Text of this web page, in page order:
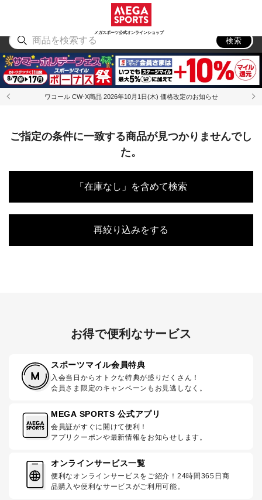
メガスポーツ公式オンラインショップ
アウトドア
検索
ワコール CW-X商品 2026年10月1日(木) 価格改定のお知らせ
ご指定の条件に一致する商品が見つかりませんでし
た。
「在庫なし」を含めて検索
再絞り込みをする
お得で便利なサービス
スポーツマイル会員特典
入会当日からオトクな特典が盛りだくさん！
会員さま限定のキャンペーンもお見逃しなく。
MEGA SPORTS 公式アプリ
会員証がすぐに開けて便利！
アプリクーポンや最新情報をお知らせします。
オンラインサービス一覧
便利なオンラインサービスをご紹介！24時間365日商
品購入や便利なサービスがご利用可能。